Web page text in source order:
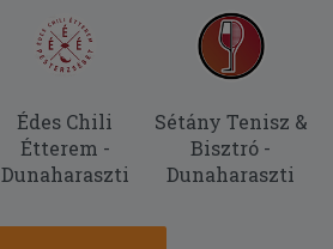
Édes Chili
Étterem -
Dunaharaszti
Sétány Tenisz &
Bisztró -
Dunaharaszti